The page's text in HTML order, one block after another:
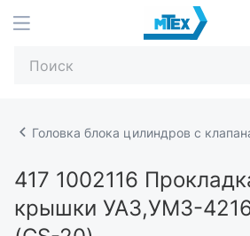
Головка блока цилиндров с
417 1002116
крышки УАЗ,УМЗ-